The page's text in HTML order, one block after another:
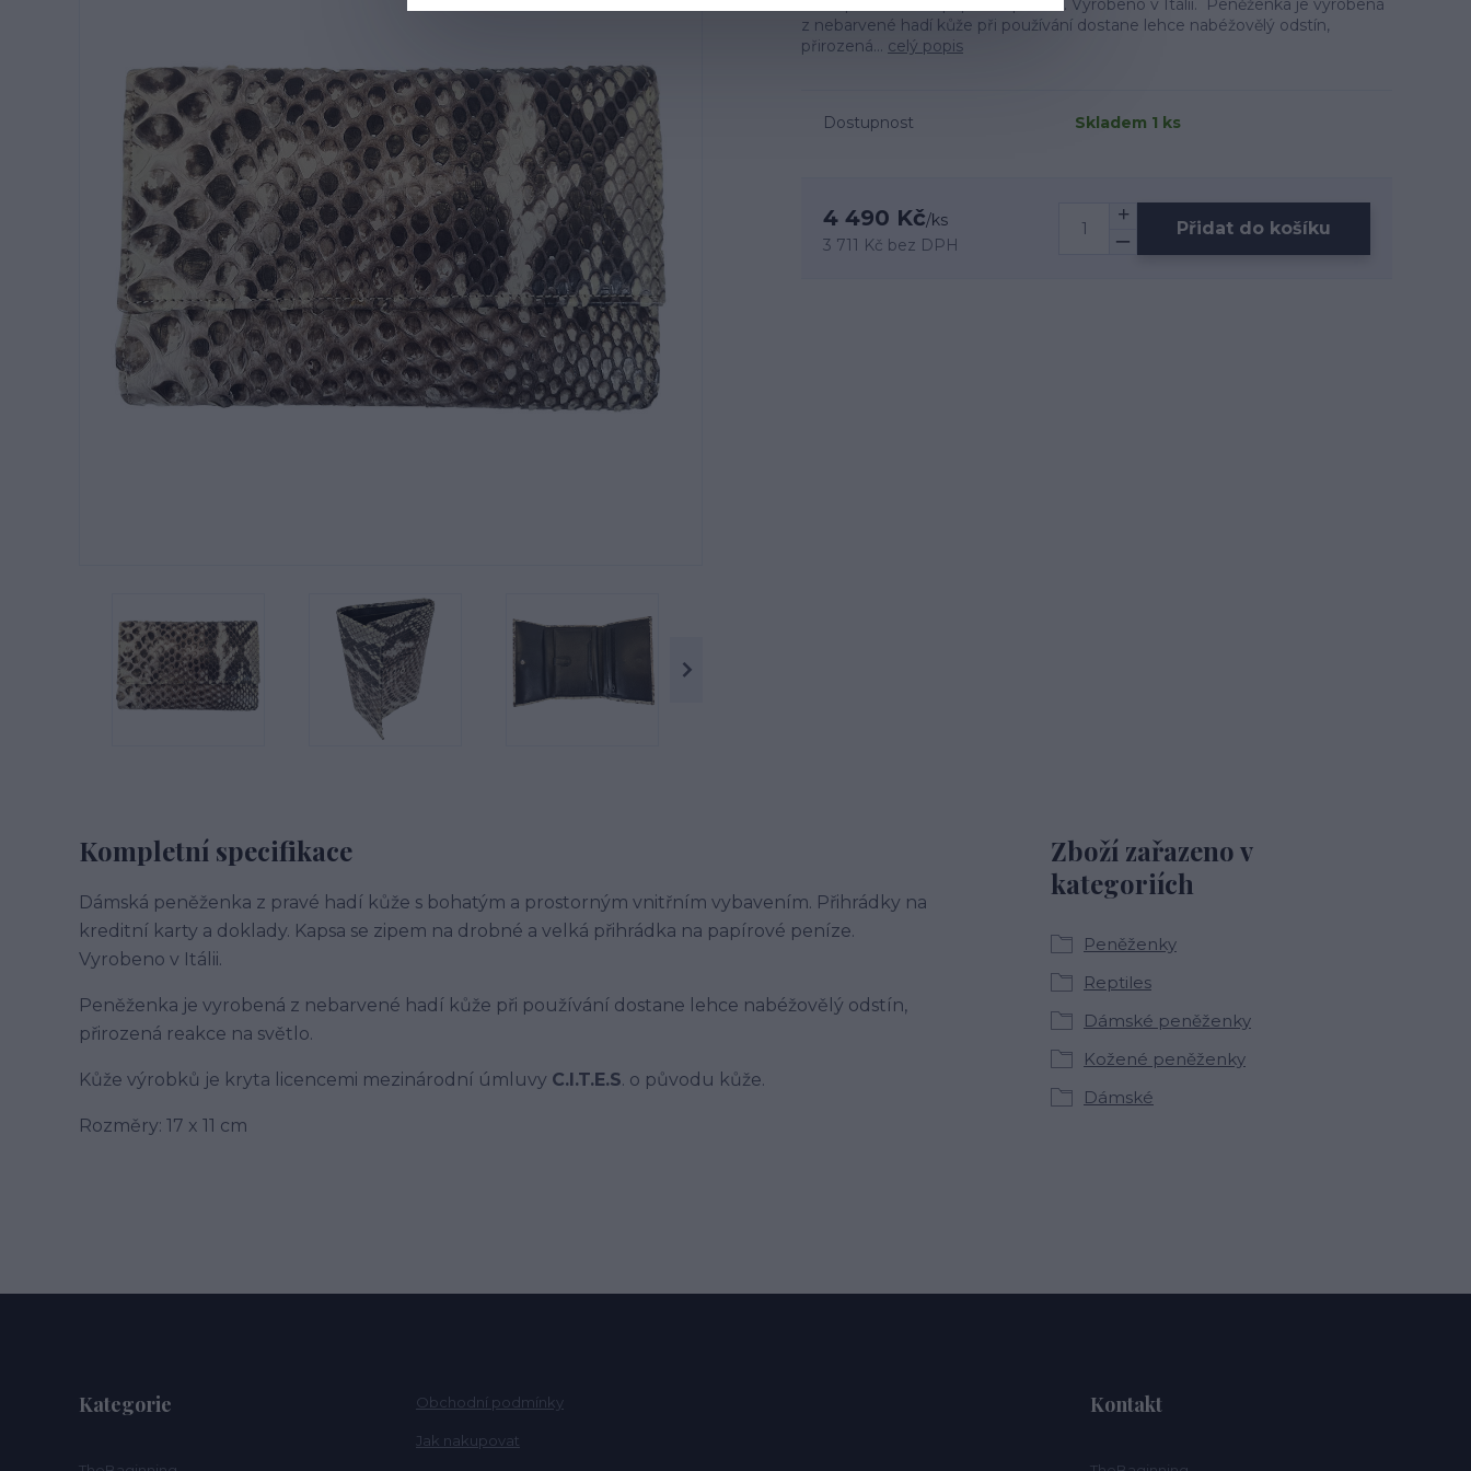
velká přihrádka na papírové peníze. Vyrobeno v Itálii. Peněženka je vyrobená
z nebarvené hadí kůže při používání dostane lehce nabéžovělý odstín,
přirozená... celý popis
Dostupnost Skladem 1 ks
4 490 Kč/ks
3 711 Kč bez DPH
Přidat do košíku
Kompletní specifikace
Dámská peněženka z pravé hadí kůže s bohatým a prostorným vnitřním vybavením. Přihrádky na
kreditní karty a doklady. Kapsa se zipem na drobné a velká přihrádka na papírové peníze.
Vyrobeno v Itálii.
Peněženka je vyrobená z nebarvené hadí kůže při používání dostane lehce nabéžovělý odstín,
přirozená reakce na světlo.
Kůže výrobků je kryta licencemi mezinárodní úmluvy C.I.T.E.S. o původu kůže.
Rozměry: 17 x 11 cm
Zboží zařazeno v
kategoriích
Peněženky
Reptiles
Dámské peněženky
Kožené peněženky
Dámské
Kategorie Obchodní podmínky
Jak nakupovat
Kontakt